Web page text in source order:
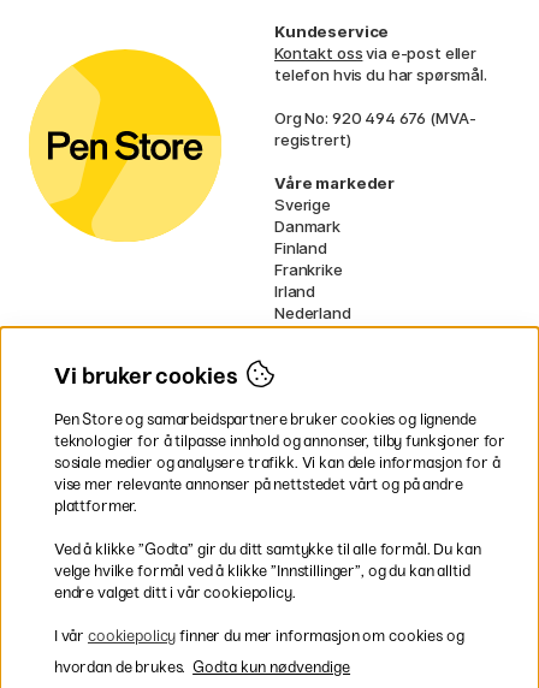
Kundeservice
Kontakt ossvia e-post eller
telefon hvis du har spørsmål.
Org No: 920 494 676 (MVA-
registrert)
Våre markeder
Sverige
Danmark
Finland
Frankrike
Irland
Nederland
Tyskland
* Spesifikkefraktvilkårgjelder for
voluminøse varer.
Rask og smidig levering
Vi bruker cookies
Pen Store og samarbeidspartnere bruker cookies og lignende
teknologier for å tilpasse innhold og annonser, tilby funksjoner for
sosiale medier og analysere trafikk. Vi kan dele informasjon for å
vise mer relevante annonser på nettstedet vårt og på andre
plattformer.
Ved å klikke ”Godta” gir du ditt samtykke til alle formål. Du kan
velge hvilke formål ved å klikke ”Innstillinger”, og du kan alltid
endre valget ditt i vår cookiepolicy.
I vår cookiepolicy finner du mer informasjon om cookies og
hvordan de brukes. Godta kun nødvendige